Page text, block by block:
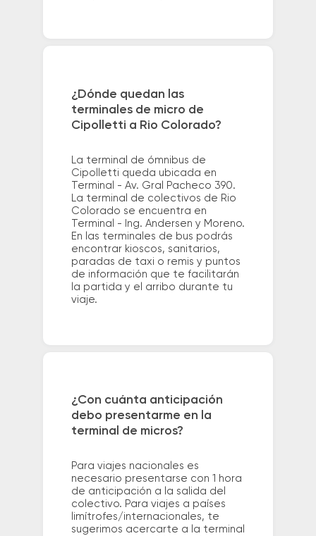
¿Dónde quedan las
terminales de micro de
Cipolletti a Rio Colorado?
La terminal de ómnibus de
Cipolletti queda ubicada en
Terminal - Av. Gral Pacheco 390.
La terminal de colectivos de Rio
Colorado se encuentra en
Terminal - Ing. Andersen y Moreno.
En las terminales de bus podrás
encontrar kioscos, sanitarios,
paradas de taxi o remis y puntos
de información que te facilitarán
la partida y el arribo durante tu
viaje.
¿Con cuánta anticipación
debo presentarme en la
terminal de micros?
Para viajes nacionales es
necesario presentarse con 1 hora
de anticipación a la salida del
colectivo. Para viajes a países
limítrofes/internacionales, te
sugerimos acercarte a la terminal